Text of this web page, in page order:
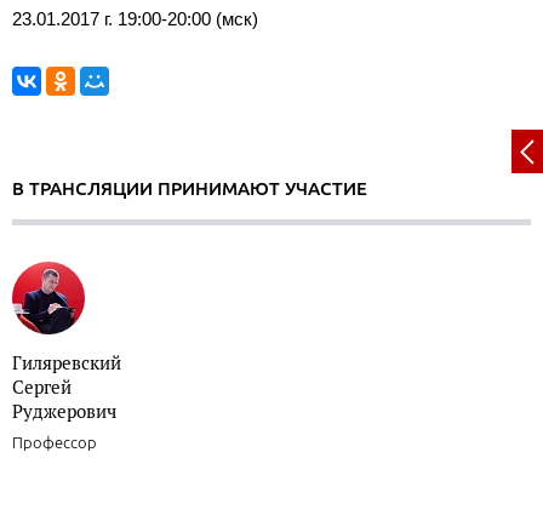
23.01.2017 г. 19:00-20:00 (мск)
В ТРАНСЛЯЦИИ ПРИНИМАЮТ УЧАСТИЕ
Гиляревский
Сергей
Руджерович
Профессор